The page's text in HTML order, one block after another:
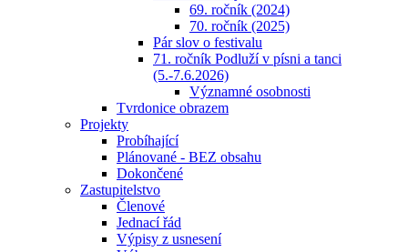
69. ročník (2024)
70. ročník (2025)
Pár slov o festivalu
71. ročník Podluží v písni a tanci
(5.-7.6.2026)
Významné osobnosti
Tvrdonice obrazem
Projekty
Probíhající
Plánované - BEZ obsahu
Dokončené
Zastupitelstvo
Členové
Jednací řád
Výpisy z usnesení